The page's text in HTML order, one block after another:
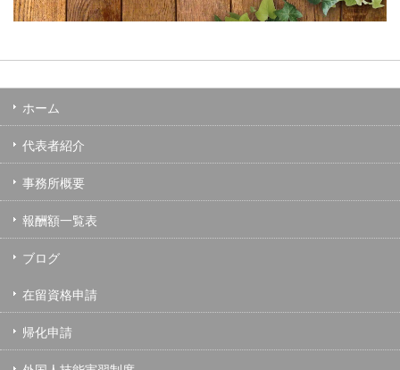
ホーム
代表者紹介
事務所概要
報酬額一覧表
ブログ
在留資格申請
帰化申請